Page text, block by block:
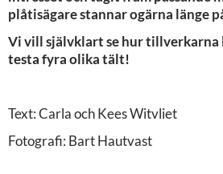
plåtisägare stannar ogärna länge
Vi vill självklart se hur tillverkarna
testa fyra olika tält!
Text: Carla och Kees Witvliet
Fotografi: Bart Hautvast